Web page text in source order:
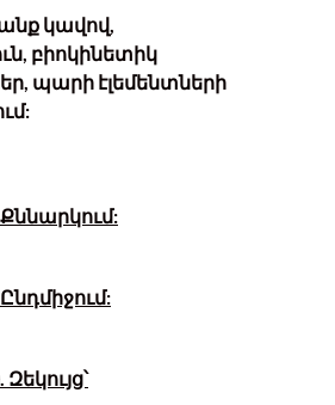
կավով,
բիոկինետիկ
պարի էլեմենտների
Քննարկում:
Ընդմիջում:
Զեկույց՝